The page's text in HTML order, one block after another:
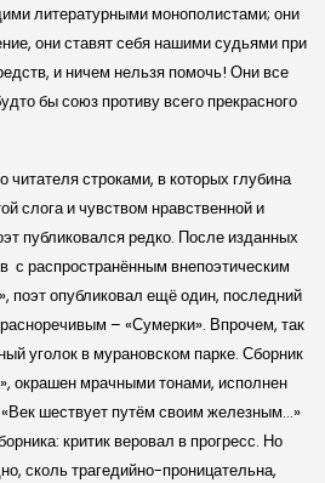
литературными монополистами; они
они ставят себя нашими судьями при
и ничем нельзя помочь! Они все
бы союз противу всего прекрасного
читателя строками, в которых глубина
слога и чувством нравственной и
публиковался редко. После изданных
с распространённым внепоэтическим
поэт опубликовал ещё один, последний
– «Сумерки». Впрочем, так
уголок в мурановском парке. Сборник
окрашен мрачными тонами, исполнен
«Век шествует путём своим железным…»
критик веровал в прогресс. Но
сколь трагедийно-проницательна,